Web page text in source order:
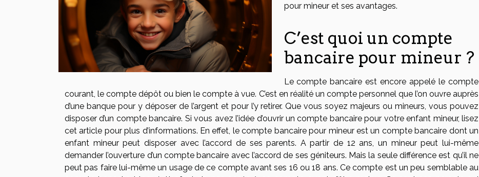
pour mineur et ses avantages.
C’est quoi un compte
bancaire pour mineur ?
Le compte bancaire est encore appelé le compte
courant, le compte dépôt ou bien le compte à vue. C’est en réalité un compte personnel que l’on ouvre auprès
d’une banque pour y déposer de l’argent et pour l’y retirer. Que vous soyez majeurs ou mineurs, vous pouvez
disposer d’un compte bancaire. Si vous avez l’idée d’ouvrir un compte bancaire pour votre enfant mineur, lisez
cet article pourplus d’informations. En effet, le compte bancaire pour mineur est un compte bancaire dont un
enfant mineur peut disposer avec l’accord de ses parents. A partir de 12 ans, un mineur peut lui-même
demander l’ouverture d’un compte bancaire avec l’accord de ses géniteurs. Mais la seule différence est qu’il ne
peut pas faire lui-même un usage de ce compte avant ses 16 ou 18 ans. Ce compte est un peu semblable au